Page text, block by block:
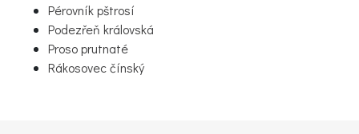
Pérovník pštrosí
Podezřeň královská
Proso prutnaté
Rákosovec čínský